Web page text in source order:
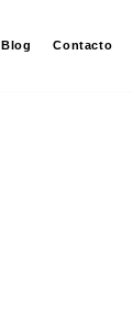
Blog Contacto